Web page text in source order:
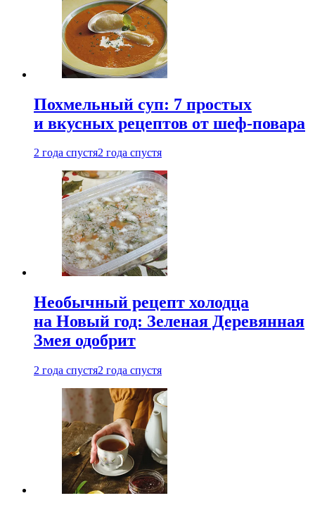
Похмельный суп: 7 простых
и вкусных рецептов от шеф-повара
2 года спустя2 года спустя
Необычный рецепт холодца
на Новый год: Зеленая Деревянная
Змея одобрит
2 года спустя2 года спустя